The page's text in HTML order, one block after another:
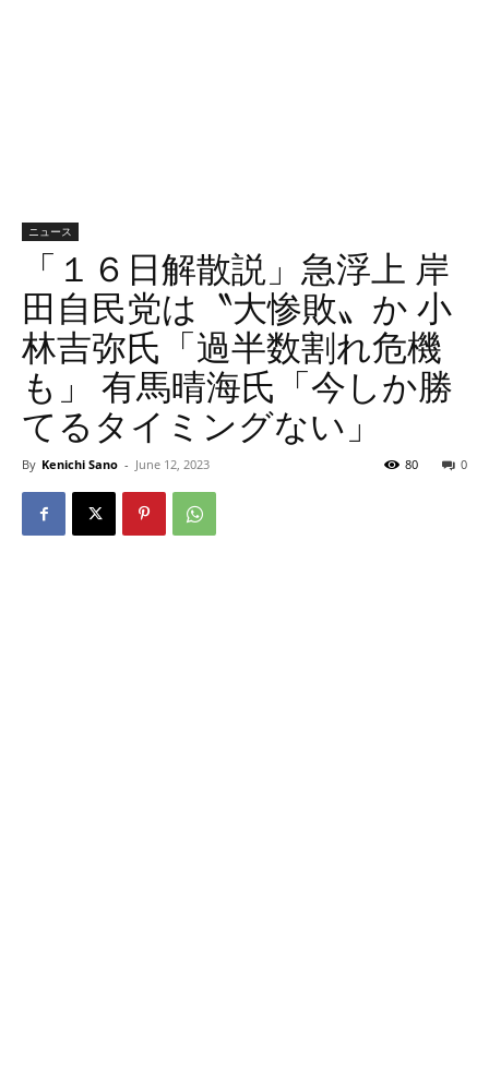
ニュース
「１６日解散説」急浮上 岸
田自民党は〝大惨敗〟か 小
林吉弥氏「過半数割れ危機
も」 有馬晴海氏「今しか勝
てるタイミングない」
By Kenichi Sano - June 12, 2023 0
80